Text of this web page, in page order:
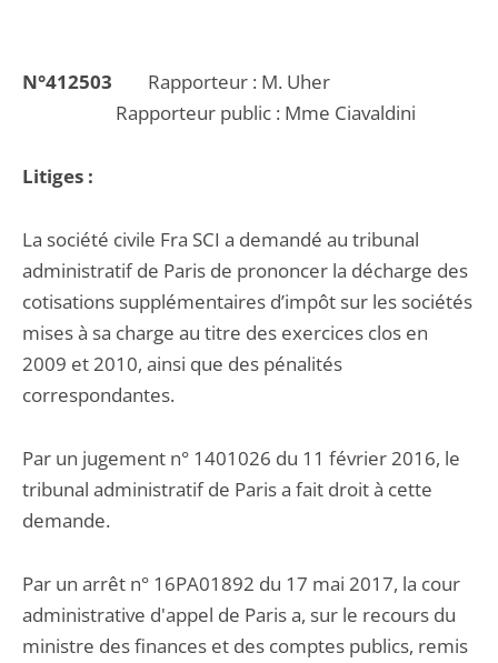
N°412503 Rapporteur : M. Uher
Rapporteur public : Mme Ciavaldini
Litiges :
La société civile Fra SCI a demandé au tribunal
administratif de Paris de prononcer la décharge des
cotisations supplémentaires d’impôt sur les sociétés
mises à sa charge au titre des exercices clos en
2009 et 2010, ainsi que des pénalités
correspondantes.
Par un jugement n° 1401026 du 11 février 2016, le
tribunal administratif de Paris a fait droit à cette
demande.
Par un arrêt n° 16PA01892 du 17 mai 2017, la cour
administrative d'appel de Paris a, sur le recours du
ministre des finances et des comptes publics, remis